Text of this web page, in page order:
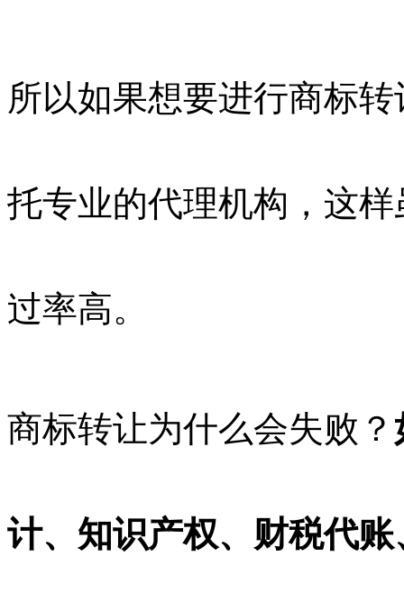
所以如果想要进行商标
托专业的代理机构，这
过率高。
商标转让为什么会失败？
计、知识产权、财税代